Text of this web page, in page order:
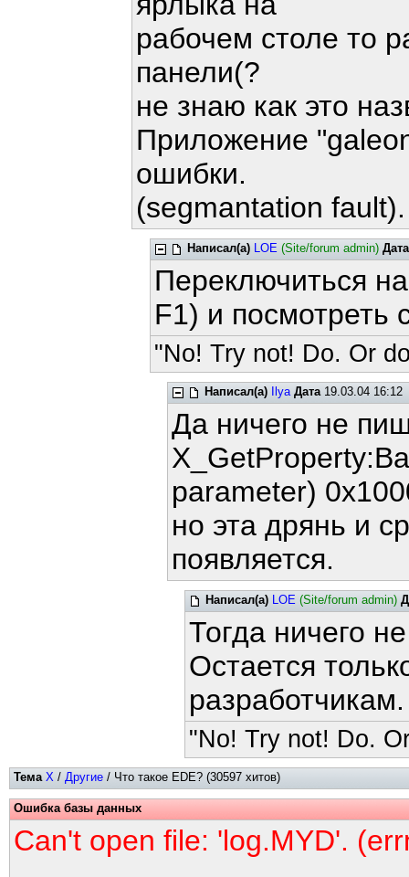
рабочем столе то
панели(?
не знаю как это
Приложение
ошибки.
(segmantation fault).
Написал(а) LOE (Site/forum admin) Дата
Переключиться
F1) и посмотреть
"No! Try not! Do. Or
Написал(а) Ilya Дата19.03.04 16:12
Да ничего не
parameter)
но эта дрянь и
появляется.
Написал(а) LOE (Site/forum admin)
Тогда ничего
Остается
разработчикам.
"No! Try not! Do.
Тема X / Другие / Что такое EDE? (30597 хитов)
Ошибка базы данных
Can't open file: 'log.MYD'.